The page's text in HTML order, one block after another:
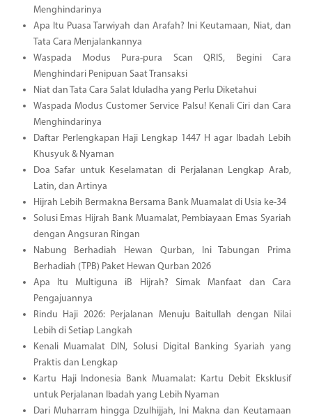
Menghindarinya
Apa Itu Puasa Tarwiyah dan Arafah? Ini Keutamaan, Niat, dan
Tata Cara Menjalankannya
Waspada Modus Pura-pura Scan QRIS, Begini Cara
Menghindari Penipuan Saat Transaksi
Niat dan Tata Cara Salat Iduladha yang Perlu Diketahui
Waspada Modus Customer Service Palsu! Kenali Ciri dan Cara
Menghindarinya
Daftar Perlengkapan Haji Lengkap 1447 H agar Ibadah Lebih
Khusyuk & Nyaman
Doa Safar untuk Keselamatan di Perjalanan Lengkap Arab,
Latin, dan Artinya
Hijrah Lebih Bermakna Bersama Bank Muamalat di Usia ke-34
Solusi Emas Hijrah Bank Muamalat, Pembiayaan Emas Syariah
dengan Angsuran Ringan
Nabung Berhadiah Hewan Qurban, Ini Tabungan Prima
Berhadiah (TPB) Paket Hewan Qurban 2026
Apa Itu Multiguna iB Hijrah? Simak Manfaat dan Cara
Pengajuannya
Rindu Haji 2026: Perjalanan Menuju Baitullah dengan Nilai
Lebih di Setiap Langkah
Kenali Muamalat DIN, Solusi Digital Banking Syariah yang
Praktis dan Lengkap
Kartu Haji Indonesia Bank Muamalat: Kartu Debit Eksklusif
untuk Perjalanan Ibadah yang Lebih Nyaman
Dari Muharram hingga Dzulhijjah, Ini Makna dan Keutamaan